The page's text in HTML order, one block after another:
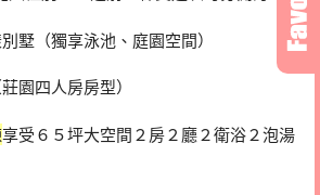
墅（獨享泳池、庭園空間）
園四人房房型）
享受６５坪大空間２房２廳２衛浴２泡湯